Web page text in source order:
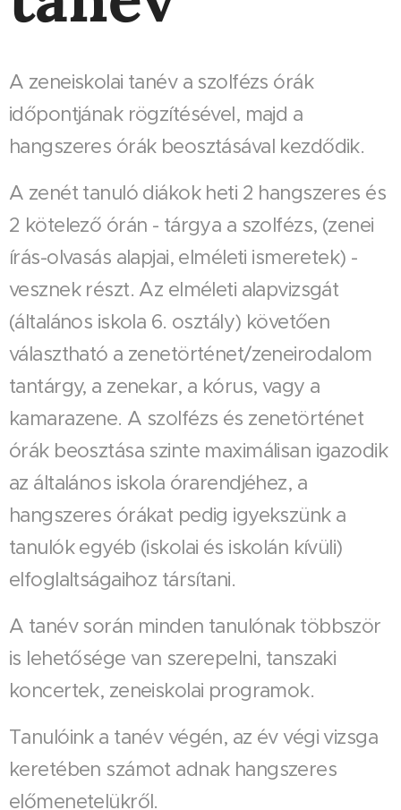
A zeneiskolai tanév a szolfézs órák
időpontjának rögzítésével, majd a
hangszeres órák beosztásával kezdődik.
A zenét tanuló diákok heti 2 hangszeres és
2 kötelező órán - tárgya a szolfézs, (zenei
írás-olvasás alapjai, elméleti ismeretek) -
vesznek részt. Az elméleti alapvizsgát
(általános iskola 6. osztály) követően
választható a zenetörténet/zeneirodalom
tantárgy, a zenekar, a kórus, vagy a
kamarazene. A szolfézs és zenetörténet
órák beosztása szinte maximálisan igazodik
az általános iskola órarendjéhez, a
hangszeres órákat pedig igyekszünk a
tanulók egyéb (iskolai és iskolán kívüli)
elfoglaltságaihoz társítani.
A tanév során minden tanulónak többször
is lehetősége van szerepelni, tanszaki
koncertek, zeneiskolai programok.
Tanulóink a tanév végén, az év végi vizsga
keretében számot adnak hangszeres
előmenetelükről.